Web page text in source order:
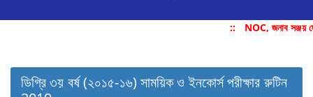
:: NOC, জনাব সঞ্জয়
ডিগ্রি ৩য় বর্ষ (২০১৫-১৬) সাময়িক ও ইনকোর্স পরীক্ষার রুটিন